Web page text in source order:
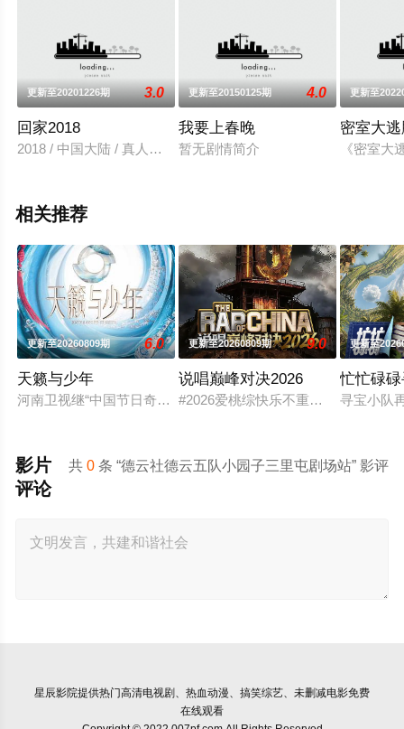
更新至20201226期 3.0
回家2018
2018 / 中国大陆 / 真人秀,大陆综艺
更新至20150125期 4.0
我要上春晚
暂无剧情简介
更新至
密室大
《密室
相关推荐
更新至20260809期 6.0
天籁与少年
河南卫视继“中国节日奇妙游系列”IP屡屡出圈后， 联合中国移
更新至20260809期 9.0
说唱巅峰对决2026
#2026爱桃综快乐不重样# #说唱十周
更新至
忙忙碌
寻宝小队
共0 条 “德云社德云五队小园子三里屯剧场站” 影评
影片
评论
星辰影院提供热门高清电视剧、热血动漫、搞笑综艺、未删减电影免费
在线观看